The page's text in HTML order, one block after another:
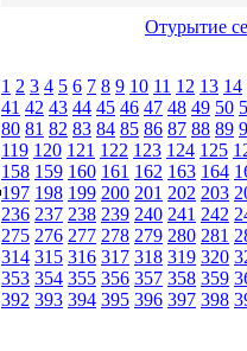
Отурытие
1 2 3 4 5 6 7 8 9 10 11 12 13 14
41 42 43 44 45 46 47 48 49 50
80 81 82 83 84 85 86 87 88 89
119 120 121 122 123 124 125
158 159 160 161 162 163 164
197 198 199 200 201 202 203
236 237 238 239 240 241 242
275 276 277 278 279 280 281
314 315 316 317 318 319 320
353 354 355 356 357 358 359
392 393 394 395 396 397 398